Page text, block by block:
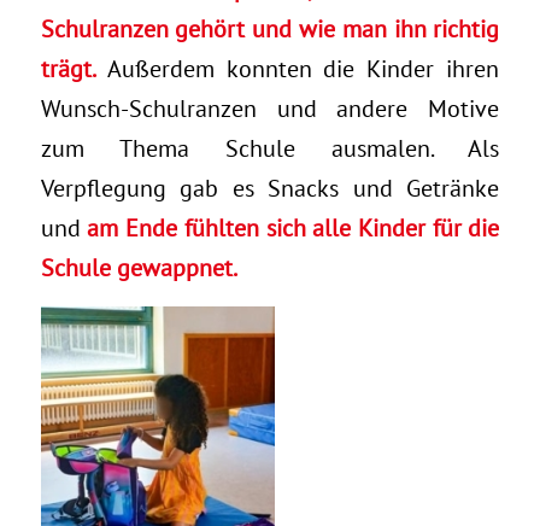
Schulranzen gehört und wie man ihn richtig
trägt.Außerdem konnten die Kinder ihren
Wunsch-Schulranzen und andere Motive
zum Thema Schule ausmalen. Als
Verpflegung gab es Snacks und Getränke
undam Ende fühlten sich alle Kinder für die
Schule gewappnet.